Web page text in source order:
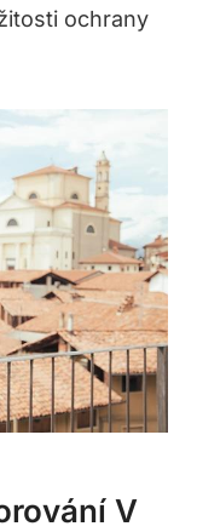
ochrany
V